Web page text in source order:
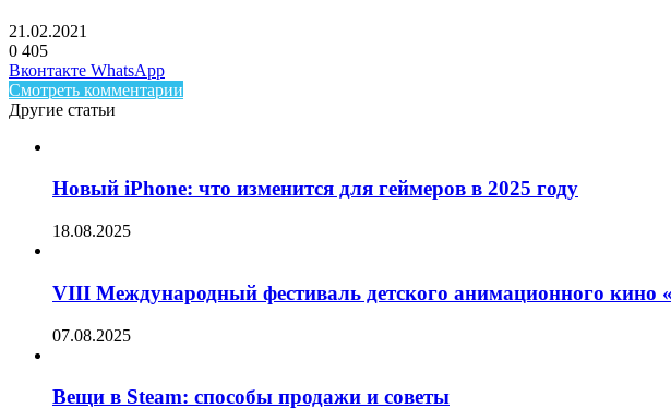
21.02.2021
0 405
Facebook
Twitter
LinkedIn
Вконтакте WhatsAppTelegram
Смотреть комментарии
Другие статьи
Новый iPhone: что изменится для геймеров в 2025 году
18.08.2025
VIII Международный фестиваль детского анимационного кино
07.08.2025
Вещи в Steam: способы продажи и советы